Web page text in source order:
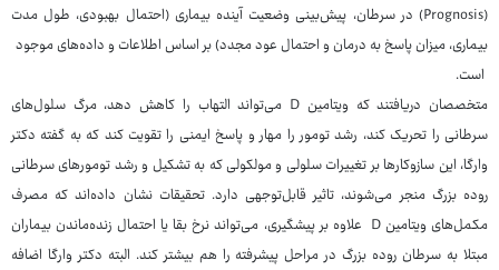
(Prognosis) در سرطان، پیش‌بینی وضعیت آینده بیماری (احتمال بهبودی، طول مدت
بیماری، میزان پاسخ به درمان و احتمال عود مجدد) بر اساس اطلاعات و داده‌های موجود
است.
متخصصان دریافتند که ویتامین D می‌تواند التهاب را کاهش دهد، مرگ سلول‌های
سرطانی را تحریک کند، رشد تومور را مهار و پاسخ ایمنی را تقویت کند که به گفته دکتر
وارگا، این سازوکارها بر تغییرات سلولی و مولکولی که به تشکیل و رشد تومورهای سرطانی
روده بزرگ منجر می‌شوند، تاثیر قابل‌توجهی دارد. تحقیقات نشان داده‌اند که مصرف
مکمل‌های ویتامین D علاوه بر پیشگیری، می‌تواند نرخ بقا یا احتمال زنده‌ماندن بیماران
مبتلا به سرطان روده بزرگ در مراحل پیشرفته را هم بیشتر کند. البته دکتر وارگا اضافه